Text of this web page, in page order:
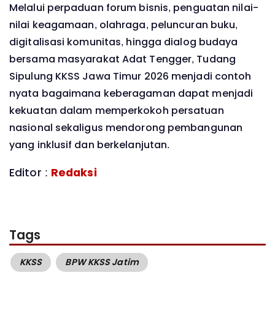
Melalui perpaduan forum bisnis, penguatan nilai-
nilai keagamaan, olahraga, peluncuran buku,
digitalisasi komunitas, hingga dialog budaya
bersama masyarakat Adat Tengger, Tudang
Sipulung KKSS Jawa Timur 2026 menjadi contoh
nyata bagaimana keberagaman dapat menjadi
kekuatan dalam memperkokoh persatuan
nasional sekaligus mendorong pembangunan
yang inklusif dan berkelanjutan.
Editor : Redaksi
Tags
KKSS BPW KKSS Jatim